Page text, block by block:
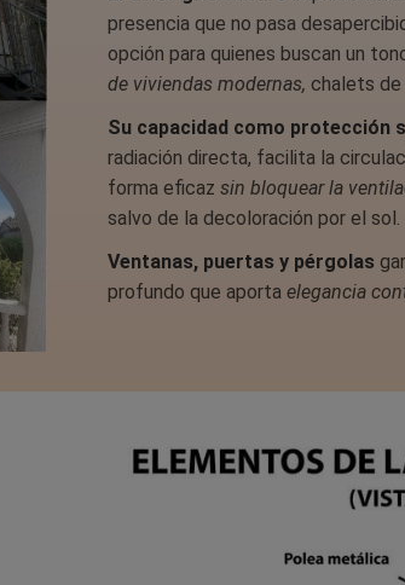
presencia que no pasa
opción para quienes buscan un
de viviendas modernas, chalets de
Su capacidad como protección
radiación directa, facilita la
forma eficaz sin bloquear la
salvo de la decoloración por el sol.
Ventanas, puertas y pérgolas
profundo que aporta elegancia